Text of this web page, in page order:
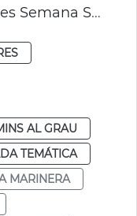
Presentación publicaciones Semana Santa Marinera
AL GRAU
TEMÁTICA
MARINERA